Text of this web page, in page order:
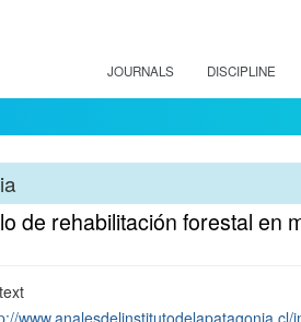
JOURNALS DISCIPLINE
de rehabilitación forestal en